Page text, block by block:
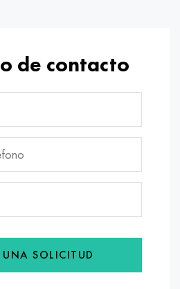
de contacto
SOLICITUD